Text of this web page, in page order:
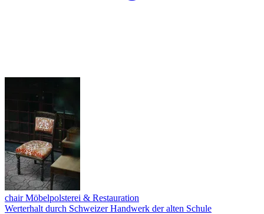
chair Möbelpolsterei & Restauration
Werterhalt durch Schweizer Handwerk der alten Schule